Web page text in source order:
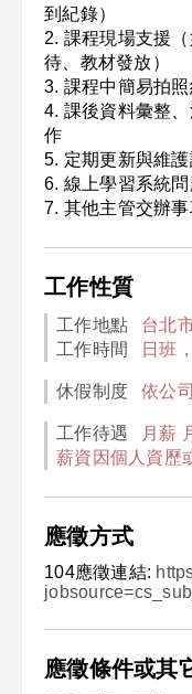
到紀錄）
2. 課程現場支援
待、教材發放）
3. 課程中簡易拍
4. 課後資料彙整
作
5. 定期更新與維
6. 線上學習系統
7. 其他主管交辦
工作性質
工作地點
台北
工作時間
日班
休假制度 依公
工作待遇
月薪
薪資因個人資歷
應徵方式
104應徵連結:
應徵條件或其